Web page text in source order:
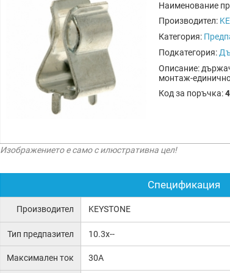
Наименование
Производител:
Категория:
Подкатегория:
Описание:
монтаж-
Код за поръчка:
Изображението е само с илюстративна цел!
Спецификация
Производител KEYSTONE
Тип предпазител 10.3x--
Максимален ток 30A